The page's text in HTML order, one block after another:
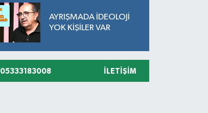
AYRIŞMADA İDEOLOJİ
YOK KİŞİLER VAR
05333183008 İLETIŞIM